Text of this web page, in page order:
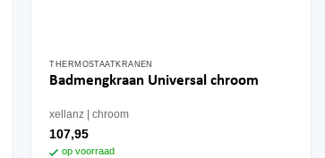
THERMOSTAATKRANEN
Badmengkraan Universal chroom
xellanz chroom
107,95
op voorraad